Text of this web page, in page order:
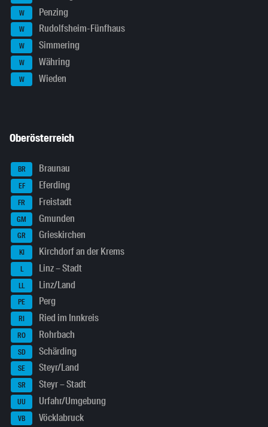
W Penzing
W Rudolfsheim-Fünfhaus
W Simmering
W Währing
W Wieden
Oberösterreich
BR Braunau
EF Eferding
FR Freistadt
GM Gmunden
GR Grieskirchen
KI Kirchdorf an der Krems
L Linz – Stadt
LL Linz/Land
PE Perg
RI Ried im Innkreis
RO Rohrbach
SD Schärding
SE Steyr/Land
SR Steyr – Stadt
UU Urfahr/Umgebung
VB Vöcklabruck